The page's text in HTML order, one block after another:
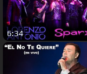
6:34